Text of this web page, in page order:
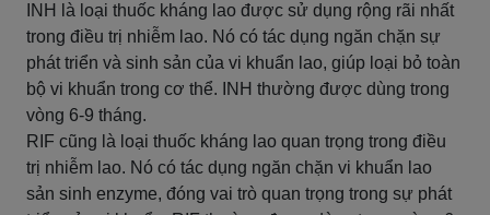
INH là loại thuốc kháng lao được sử dụng rộng rãi nhất
trong điều trị nhiễm lao. Nó có tác dụng ngăn chặn sự
phát triển và sinh sản của vi khuẩn lao, giúp loại bỏ toàn
bộ vi khuẩn trong cơ thể. INH thường được dùng trong
vòng 6-9 tháng.
RIF cũng là loại thuốc kháng lao quan trọng trong điều
trị nhiễm lao. Nó có tác dụng ngăn chặn vi khuẩn lao
sản sinh enzyme, đóng vai trò quan trọng trong sự phát